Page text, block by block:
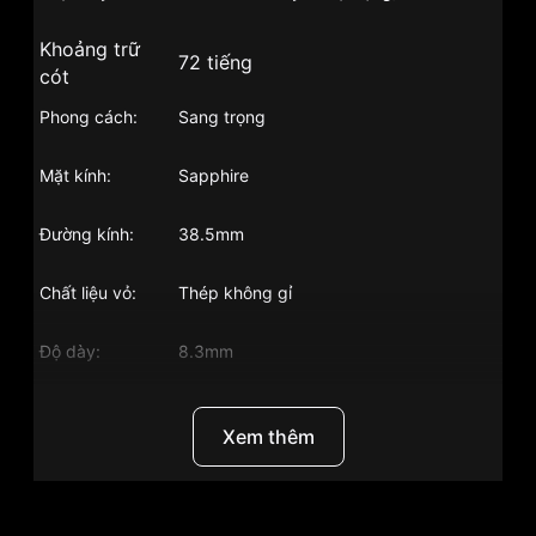
Khoảng trữ
cót
72 tiếng
Phong cách: Sang trọng
Mặt kính: Sapphire
Đường kính: 38.5mm
Chất liệu vỏ: Thép không gỉ
Độ dày: 8.3mm
Dây da
20mm
Xem thêm